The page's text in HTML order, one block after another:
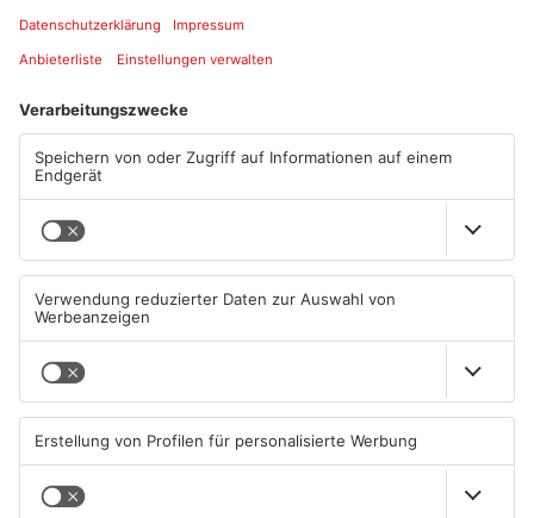
Mehr aus Kreis
Offenbach
Wasserrohrbruch in
Offenbach - mehrere Keller
OFFENBACH
Einbruch ins Seligenstädter
06.08.2026, 13:56 UHR IN KREIS
OFFENBACH